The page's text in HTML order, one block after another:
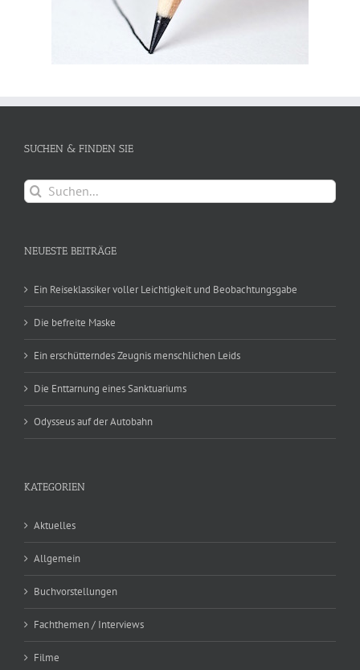
SUCHEN & FINDEN SIE
Suche
nach:
NEUESTE BEITRÄGE
Ein Reiseklassiker voller Leichtigkeit und Beobachtungsgabe
Die befreite Maske
Ein erschütterndes Zeugnis menschlichen Leids
Die Enttarnung eines Sanktuariums
Odysseus auf der Autobahn
KATEGORIEN
Aktuelles
Allgemein
Buchvorstellungen
Fachthemen / Interviews
Filme